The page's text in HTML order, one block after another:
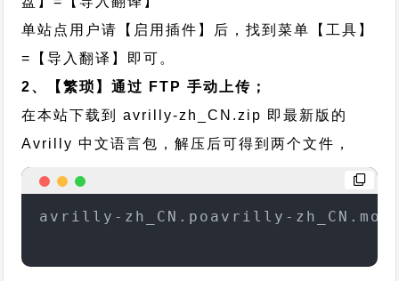
单站点用户请【启用插件】后，找到菜单【工具】
=【导入翻译】即可。
2、【繁琐】通过 FTP 手动上传；
在本站下载到avrilly-zh_CN.zip 即最新版的
Avrilly 中文语言包，解压后可得到两个文件，
avrilly-zh_CN.poavrilly-zh_CN.mo